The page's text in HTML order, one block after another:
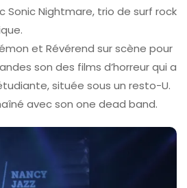
Nightmare, trio de surf rock
et Révérend sur scène pour
son des films d’horreur qui a
située sous un resto-U.
avec son one dead band.